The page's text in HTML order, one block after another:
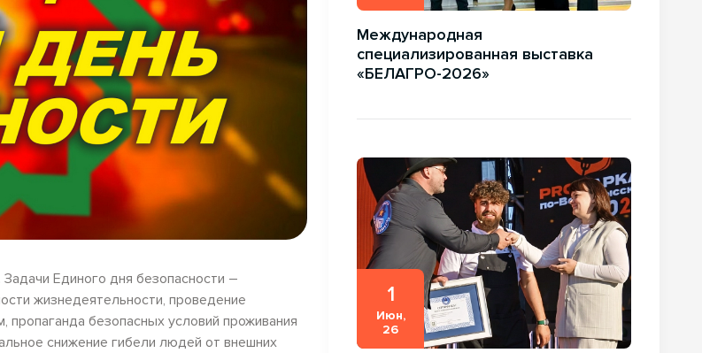
Единого дня безопасности –
жизнедеятельности, проведение
безопасных условий проживания
снижение гибели людей от внешних
Международная
специализированная выставка
«БЕЛАГРО-2026»
1
Июн,
26